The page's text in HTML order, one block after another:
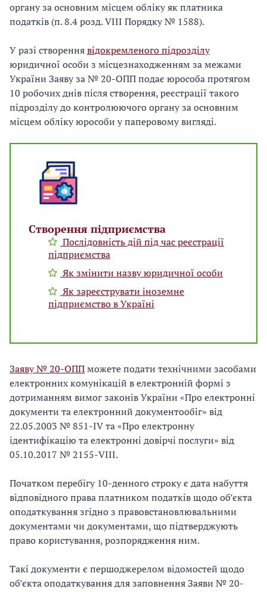
органу за основним місцем обліку як платника
податків (п. 8.4 розд. VIIІ Порядку № 1588).
У разі створеннявідокремленого підрозділу
юридичної особи з місцезнаходженням за межами
України Заяву за № 20-ОПП подає юрособа протягом
10 робочих днів після створення, реєстрації такого
підрозділу до контролюючого органу за основним
місцем обліку юрособи у паперовому вигляді.
Створення підприємства
Послідовність дій під час реєстрації
підприємства
Як змінити назву юридичної особи
Як зареєструвати іноземне
підприємство в Україні
Заяву № 20-ОППможете подати технічними засобами
електронних комунікацій в електронній формі з
дотриманням вимог законів України «Про електронні
документи та електронний документообіг» від
22.05.2003 № 851-IV та «Про електронну
ідентифікацію та електронні довірчі послуги» від
05.10.2017 № 2155-VIII.
Початком перебігу 10-денного строку є дата набуття
відповідного права платником податків щодо об’єкта
оподаткування згідно з правовстановлювальними
документами чи документами, що підтверджують
право користування, розпорядження ним.
Такі документи є першоджерелом відомостей щодо
об’єкта оподаткування для заповнення Заяви № 20-